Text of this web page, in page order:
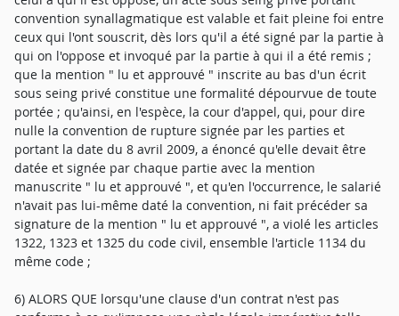
convention synallagmatique est valable et fait pleine foi entre
ceux qui l'ont souscrit, dès lors qu'il a été signé par la partie à
qui on l'oppose et invoqué par la partie à qui il a été remis ;
que la mention " lu et approuvé " inscrite au bas d'un écrit
sous seing privé constitue une formalité dépourvue de toute
portée ; qu'ainsi, en l'espèce, la cour d'appel, qui, pour dire
nulle la convention de rupture signée par les parties et
portant la date du 8 avril 2009, a énoncé qu'elle devait être
datée et signée par chaque partie avec la mention
manuscrite " lu et approuvé ", et qu'en l'occurrence, le salarié
n'avait pas lui-même daté la convention, ni fait précéder sa
signature de la mention " lu et approuvé ", a violé les articles
1322, 1323 et 1325 du code civil, ensemble l'article 1134 du
même code ;
6) ALORS QUE lorsqu'une clause d'un contrat n'est pas